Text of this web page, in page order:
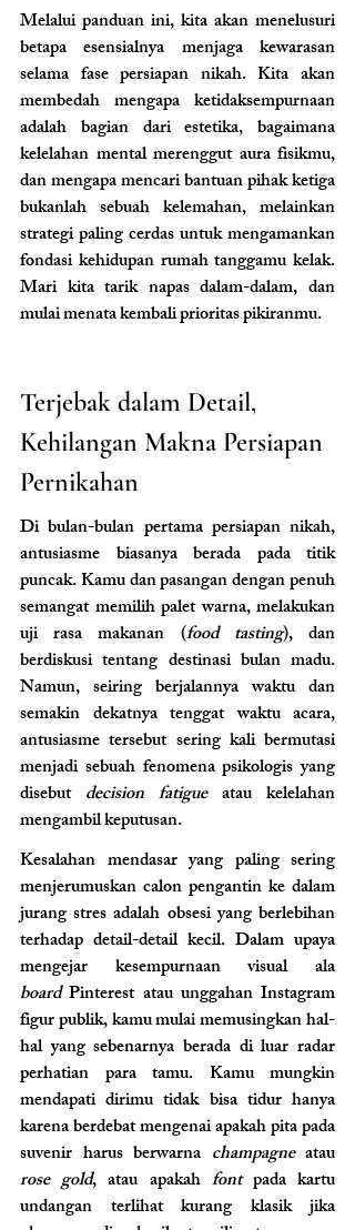
Melalui panduan ini, kita akan menelusuri
betapa esensialnya menjaga kewarasan
selama fase persiapan nikah. Kita akan
membedah mengapa ketidaksempurnaan
adalah bagian dari estetika, bagaimana
kelelahan mental merenggut aura fisikmu,
dan mengapa mencari bantuan pihak ketiga
bukanlah sebuah kelemahan, melainkan
strategi paling cerdas untuk mengamankan
fondasi kehidupan rumah tanggamu kelak.
Mari kita tarik napas dalam-dalam, dan
mulai menata kembali prioritas pikiranmu.
Terjebak dalam Detail,
Kehilangan Makna Persiapan
Pernikahan
Di bulan-bulan pertama persiapan nikah,
antusiasme biasanya berada pada titik
puncak. Kamu dan pasangan dengan penuh
semangat memilih palet warna, melakukan
uji rasa makanan (food tasting), dan
berdiskusi tentang destinasi bulan madu.
Namun, seiring berjalannya waktu dan
semakin dekatnya tenggat waktu acara,
antusiasme tersebut sering kali bermutasi
menjadi sebuah fenomena psikologis yang
disebut decision fatigue atau kelelahan
mengambil keputusan.
Kesalahan mendasar yang paling sering
menjerumuskan calon pengantin ke dalam
jurang stres adalah obsesi yang berlebihan
terhadap detail-detail kecil. Dalam upaya
board Pinterest atau unggahan Instagram
figur publik, kamu mulai memusingkan hal-
hal yang sebenarnya berada di luar radar
perhatian para tamu. Kamu mungkin
mendapati dirimu tidak bisa tidur hanya
karena berdebat mengenai apakah pita pada
suvenir harus berwarna champagne
atau
rose gold, atau apakah font pada kartu
undangan terlihat kurang klasik jika